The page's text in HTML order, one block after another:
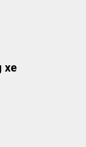
xe